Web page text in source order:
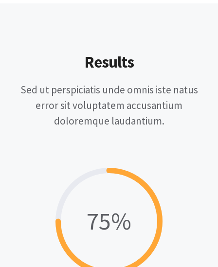
Results
Sed ut perspiciatis unde omnis iste natus
error sit voluptatem accusantium
doloremque laudantium.
75%